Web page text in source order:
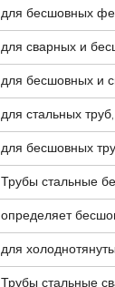
для бесшовных
для сварных и
для бесшовных и
для стальных
для бесшовных
Трубы стальные
определяет
для
Трубы стальные